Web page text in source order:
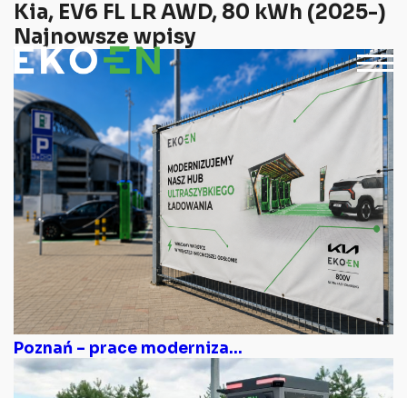
Kia, EV6 FL LR AWD, 80 kWh (2025-)
Najnowsze wpisy
Poznań – prace moderniza...